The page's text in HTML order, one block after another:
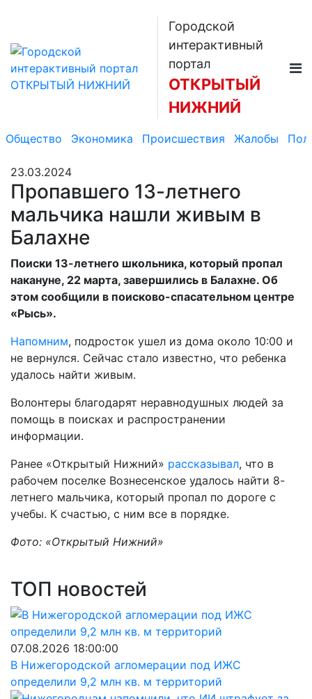
Городской
интерактивный
портал
ОТКРЫТЫЙ
НИЖНИЙ
Общество Экономика Происшествия Жалобы
23.03.2024
Пропавшего 13-летнего
мальчика нашли живым в
Балахне
Поиски 13-летнего школьника, который пропал
накануне, 22 марта, завершились в Балахне. Об
этом сообщили в поисково-спасательном центре
«Рысь».
Напомним, подросток ушел из дома около 10:00 и
не вернулся. Сейчас стало известно, что ребенка
удалось найти живым.
Волонтеры благодарят неравнодушных людей за
помощь в поисках и распространении
информации.
Ранее «Открытый Нижний» рассказывал, что в
рабочем поселке Вознесенское удалось найти 8-
летнего мальчика, который пропал по дороге с
учебы. К счастью, с ним все в порядке.
Фото: «Открытый Нижний»
ТОП новостей
07.08.2026 18:00:00
В Нижегородской агломерации под ИЖС
определили 9,2 млн кв. м территорий